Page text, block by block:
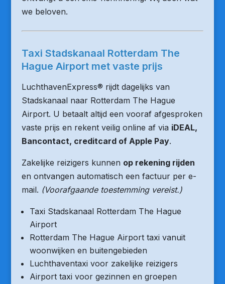
we beloven.
Taxi Stadskanaal Rotterdam The
Hague Airport met vaste prijs
LuchthavenExpress® rijdt dagelijks van
Stadskanaal naar Rotterdam The Hague
Airport. U betaalt altijd een vooraf afgesproken
vaste prijs en rekent veilig online af via iDEAL,
Bancontact, creditcard of Apple Pay.
Zakelijke reizigers kunnen op rekening rijden
en ontvangen automatisch een factuur per e-
mail. (Voorafgaande toestemming vereist.)
Taxi Stadskanaal Rotterdam The Hague
Airport
Rotterdam The Hague Airport taxi vanuit
woonwijken en buitengebieden
Luchthaventaxi voor zakelijke reizigers
Airport taxi voor gezinnen en groepen